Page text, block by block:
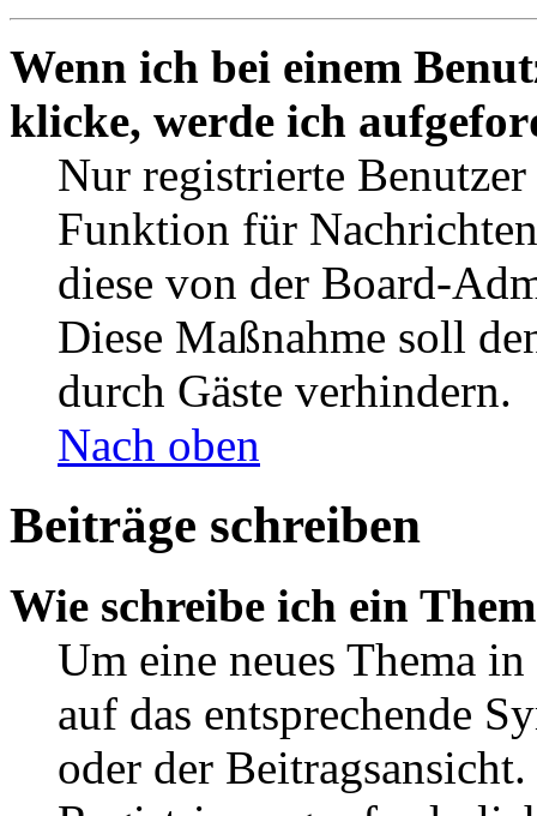
Wenn ich bei einem
klicke, werde ich
Nur registrierte
Funktion für
diese von der Board-
Diese Maßnahme soll
durch Gäste verhindern.
Nach oben
Beiträge schreiben
Wie schreibe ich ein
Um eine neues Thema
auf das entsprechende
oder der